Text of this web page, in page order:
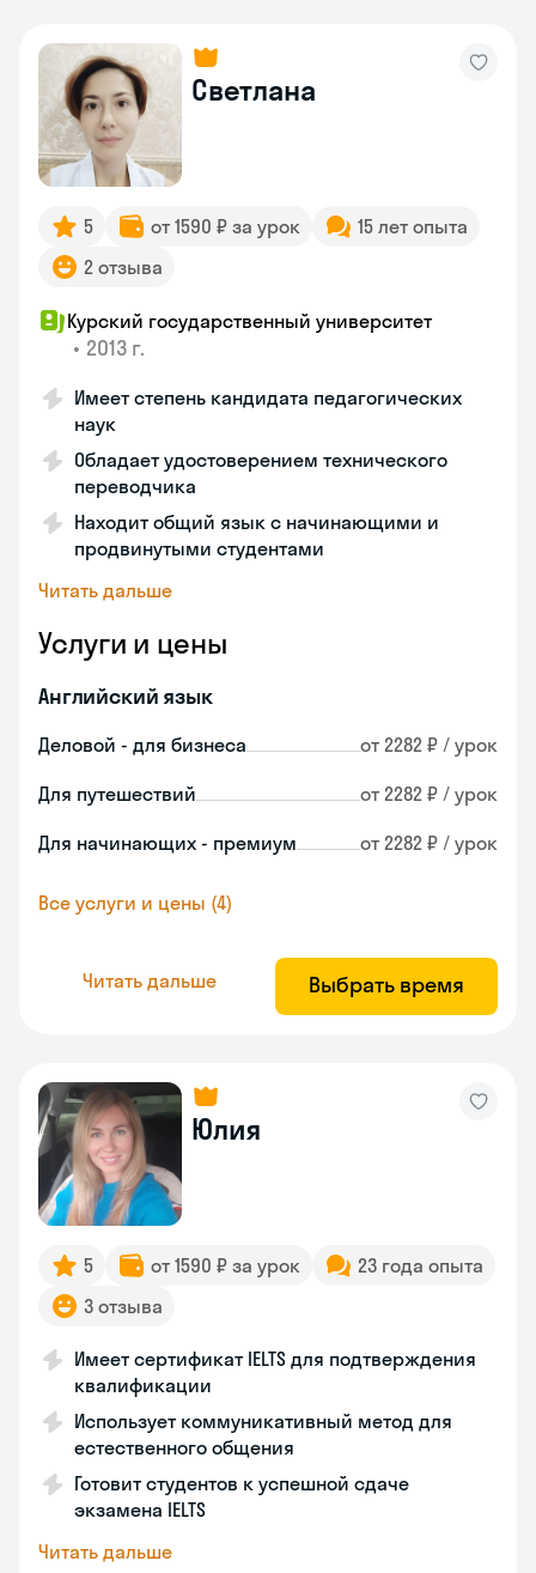
Светлана
5 от 1590 ₽ за урок
15 лет опыта
2 отзыва
Курский государственный университет
• 2013 г.
Имеет степень кандидата педагогических
наук
Обладает удостоверением технического
переводчика
Находит общий язык с начинающими и
продвинутыми студентами
Читать дальше
Услуги и цены
Английский язык
Деловой - для бизнеса от 2282 ₽ / урок
Для путешествий от 2282 ₽ / урок
Для начинающих - премиум от 2282 ₽ / урок
Все услуги и цены (4)
Читать дальше Выбрать время
Юлия
5 от 1590 ₽ за урок
23 года опыта
3 отзыва
Имеет сертификат IELTS для подтверждения
квалификации
Использует коммуникативный метод для
естественного общения
Готовит студентов к успешной сдаче
экзамена IELTS
Читать дальше